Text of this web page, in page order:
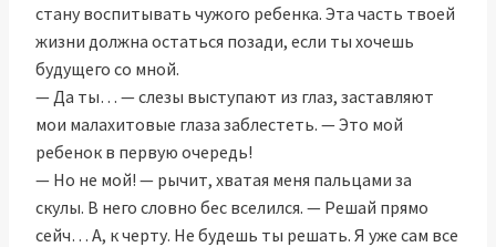
стану воспитывать чужого ребенка. Эта часть твоей
жизни должна остаться позади, если ты хочешь
будущего со мной.
— Да ты… — слезы выступают из глаз, заставляют
мои малахитовые глаза заблестеть. — Это мой
ребенок в первую очередь!
— Но не мой! — рычит, хватая меня пальцами за
скулы. В него словно бес вселился. — Решай прямо
сейч… А, к черту. Не будешь ты решать. Я уже сам все